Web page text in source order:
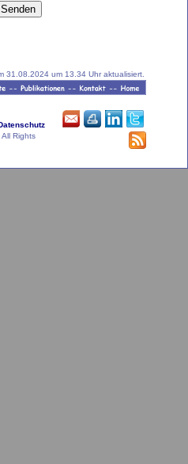
31.08.2024 um 13.34 Uhr aktualisiert.
All Rights